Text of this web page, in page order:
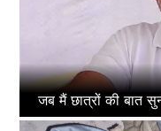
जब मैं छात्रों की बात